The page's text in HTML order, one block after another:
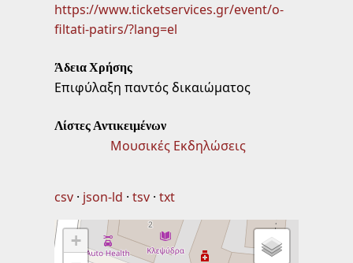
https://www.ticketservices.gr/event/o-
filtati-patirs/?lang=el
Άδεια Χρήσης
Επιφύλαξη παντός δικαιώματος
Λίστες Αντικειμένων
Μουσικές Εκδηλώσεις
csv json-ld tsv txt
+